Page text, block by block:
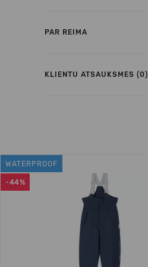
PAR REIMA
KLIENTU ATSAUKSMES (0)
-44%
WATERPROOF